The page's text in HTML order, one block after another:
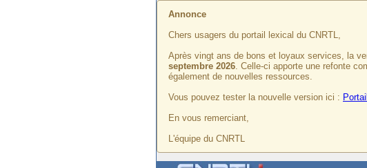
Annonce
Chers usagers du portail lexical du CNRTL,
Après vingt ans de bons et loyaux services, la
septembre 2026. Celle-ci apporte une refonte
également de nouvelles ressources.
Vous pouvez tester la nouvelle version ici :
En vous remerciant,
L'équipe du CNRTL